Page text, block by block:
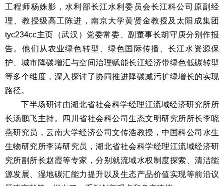
工程师杨姝影，水利部长江水利委员会长江科公司原副经
理、教授级高工陈进，南京大学黄贤金教授及太阳成集团
tyc234cc主页（武汉）党委常委、副董事长胡守庚分别作报
告。他们从农业绿色转型、绿色国际传播、长江水资源保
护、城市降碳增汇与空间治理赋能长江经济带绿色低碳转型
等多个维度，深入探讨了协同推进降碳减污扩绿增长的实现
路径。
下半场研讨由湖北省社会科学经理江流域经济研究所所
长汤鹏飞主持。四川省社会科公司生态文明研究所所长李晓
燕研究员，云南大学经济公司文传浩教授，中国科公司水生
生物研究所李涛研究员，湖北省社会科学经理江流域经济研
究所副所长赵霞等专家，分别就流域水权制度探索、清洁能
源发展、湿地碳汇能力提升以及生态产品价值实现等前沿议